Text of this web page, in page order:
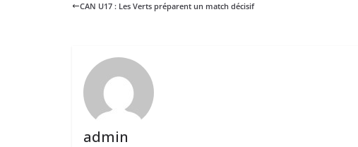
CAN U17 : Les Verts préparent un match décisif
admin